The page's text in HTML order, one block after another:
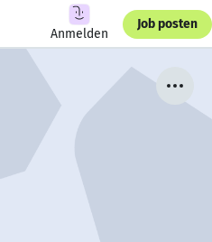
Anmelden
Job posten